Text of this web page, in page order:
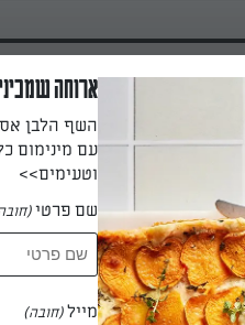
ווק) ומטגנים את הבצל ביחד
ולאחר מכן מוסיפים את
ארוחה
השף הלבן
עם מינימום
וטעימים>>
שם פרטי
מייל(חובה)